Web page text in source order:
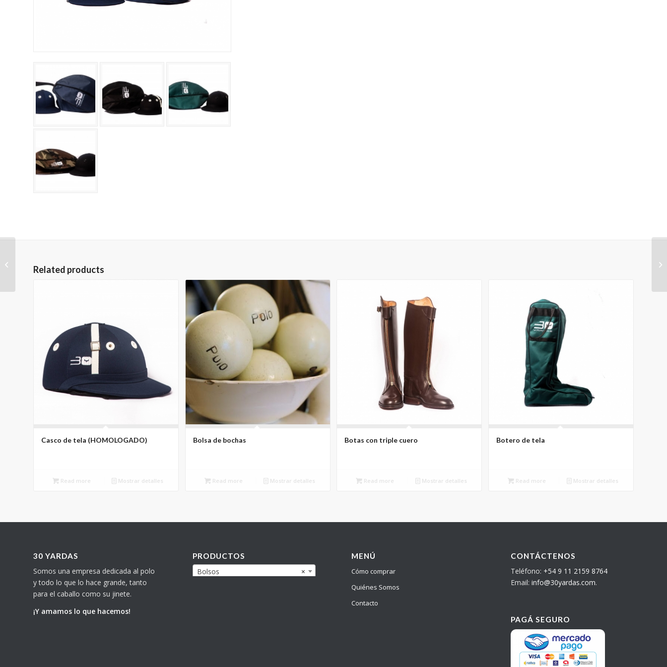
Related products
Casco de tela (HOMOLOGADO)
Read more Mostrar detalles
Bolsa de bochas
Read more Mostrar detalles
Botas con triple cuero
Read more Mostrar detalles
Botero de tela
Read more Mostrar detalles
30 YARDAS
Somos una empresa dedicada al polo
y todo lo que lo hace grande, tanto
para el caballo como su jinete.
¡Y amamos lo que hacemos!
PRODUCTOS
×
Bolsos
MENÚ
Cómo comprar
Quiénes Somos
Contacto
CONTÁCTENOS
Teléfono: +54 9 11 2159 8764
Email: info@30yardas.com.
PAGÁ SEGURO
Tela/Cuero